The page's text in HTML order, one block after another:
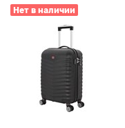
Нет в наличии